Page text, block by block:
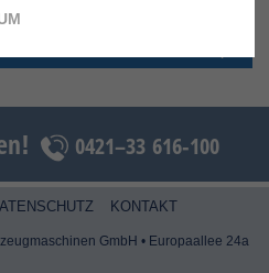
0421–33 616-100
KONTAKT
GmbH • Europaallee 24a